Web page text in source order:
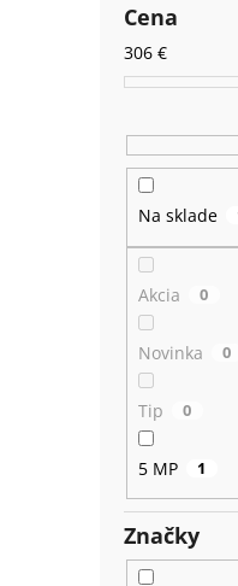
Cena
306 €
Na sklade
Akcia 0
Novinka 0
Tip 0
5 MP 1
Značky